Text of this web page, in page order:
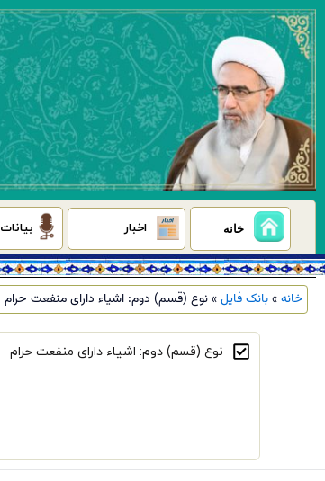
پرش
محتوا
خانه اخبار بیانات
خانه»بانک فایل»نوع (قسم) دوم: اشیاء دارای منفعت حرام
نوع (قسم) دوم: اشیاء دارای منفعت حرام